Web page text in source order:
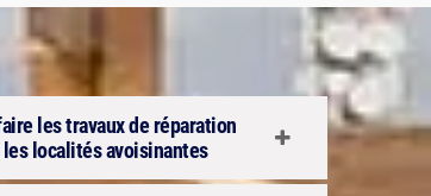
les travaux de réparation
localités avoisinantes